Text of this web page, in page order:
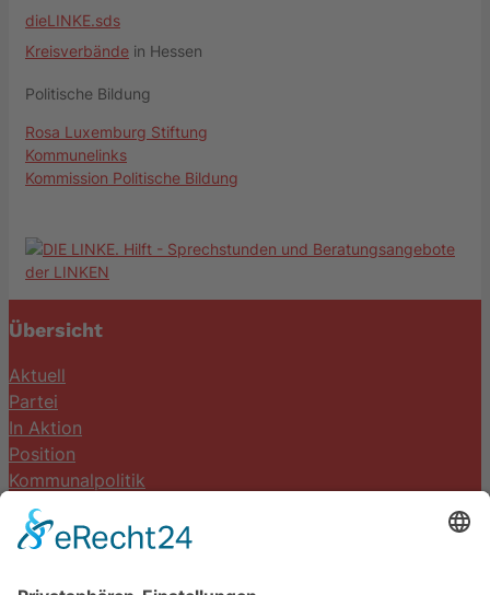
dieLINKE.sds
Kreisverbände in Hessen
Politische Bildung
Rosa Luxemburg Stiftung
Kommunelinks
Kommission Politische Bildung
Übersicht
Aktuell
Partei
In Aktion
Position
Kommunalpolitik
Termine